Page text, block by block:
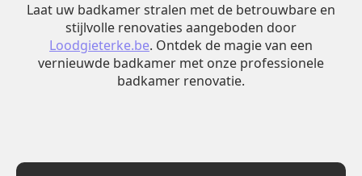
Laat uw badkamer stralen met de betrouwbare en
stijlvolle renovaties aangeboden door
Loodgieterke.be. Ontdek de magie van een
vernieuwde badkamer met onze professionele
badkamer renovatie.